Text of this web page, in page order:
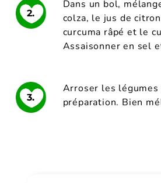
2.
Dans un bol,
colza, le jus de citron
curcuma râpé et le
Assaisonner en sel
3.
Arroser les légumes
préparation. Bien